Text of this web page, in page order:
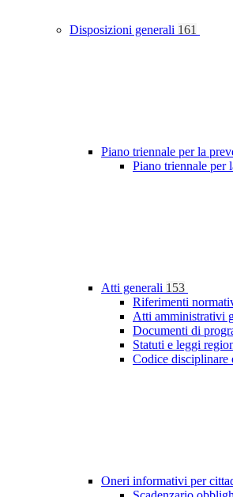
Disposizioni generali 161
Piano triennale per la
Piano triennale per
Atti generali 153
Riferimenti
Atti amministrativi
Documenti di
Statuti e leggi
Codice disciplinare
Oneri informativi per